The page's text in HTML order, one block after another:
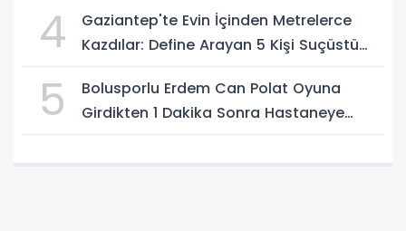
4
Gaziantep'te Evin İçinden Metrelerce
Kazdılar: Define Arayan 5 Kişi Suçüstü
5
Bolusporlu Erdem Can Polat Oyuna
Girdikten 1 Dakika Sonra Hastaneye